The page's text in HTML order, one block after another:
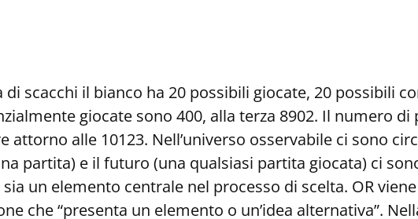
scacchi il bianco ha 20 possibili giocate, 20 possibili
giocate sono 400, alla terza 8902. Il numero
attorno alle 10123. Nell’universo osservabile ci sono
partita) e il futuro (una qualsiasi partita giocata) ci
un elemento centrale nel processo di scelta. OR
che “presenta un elemento o un’idea alternativa”.